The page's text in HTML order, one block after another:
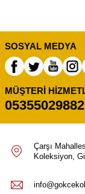
SOSYAL MEDYA
MÜŞTERI
05355029882
Çarşı
Koleksiyon,